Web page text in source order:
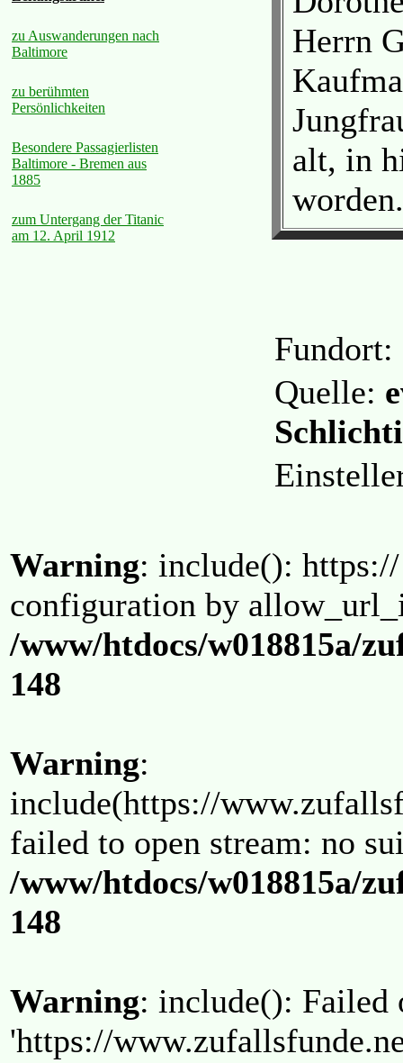
zu Auswanderungen nach
Baltimore
zu berühmten
Persönlichkeiten
Besondere Passagierlisten
Baltimore - Bremen aus
1885
zum Untergang der Titanic
am 12. April 1912
Herrn
alt, in
worden.
Fundort:
Quelle:
Warning: include():
configuration by
/www/htdocs/w018815a/
148
Warning:
include(https://
failed to open stream: no
/www/htdocs/w018815a/
148
Warning: include(): Failed
'https://